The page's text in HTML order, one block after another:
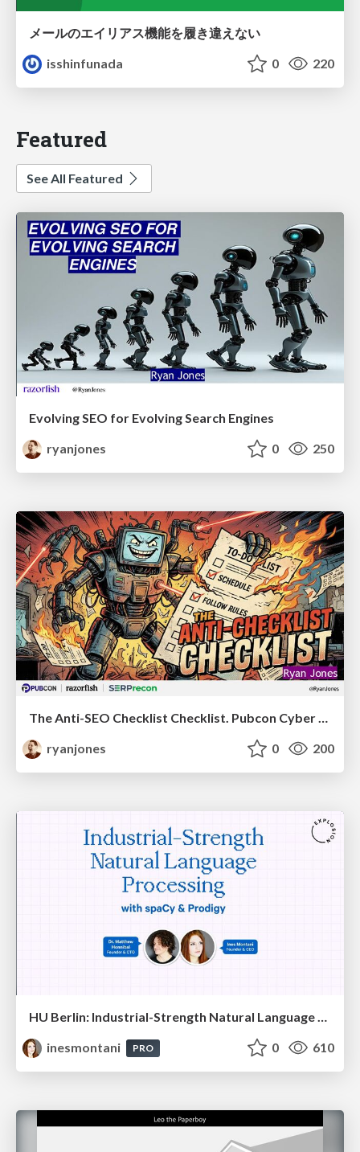
メールのエイリアス機能を履き違えない
isshinfunada
0 220
Featured
See All Featured
Evolving SEO for Evolving Search Engines
ryanjones
0 250
The Anti-SEO Checklist Checklist. Pubcon Cyber Week
ryanjones
0 200
HU Berlin: Industrial-Strength Natural Language Processing with spaCy and Prodigy
inesmontani
PRO 0 610